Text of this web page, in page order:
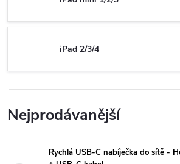
iPad 2/3/4
Nejprodávanější
Rychlá USB-C nabíječka do sítě -